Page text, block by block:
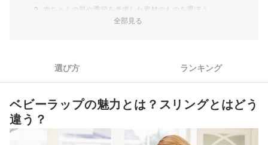
2 赤ちゃんの肌や季節を考慮した素材のものを選ぼう
5 普段の服装に合わせやすい色や柄をチョイス
ベビーラップ全21商品おすすめ人気ランキング
ベビーラップの巻き方は難しくないの？
全部見る
選び方 ランキング
ベビーラップの魅力とは？スリングとはどう
違う？